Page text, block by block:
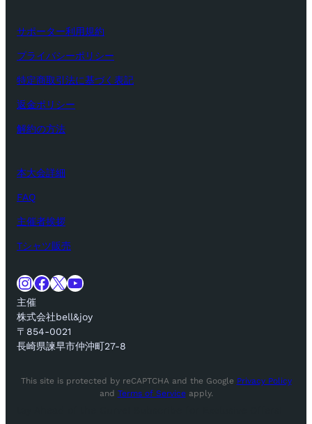
サポーター利用規約
プライバシーポリシー
特定商取引法に基づく表記
返金ポリシー
解約の方法
本大会詳細
FAQ
主催者挨拶
Tシャツ販売
InstagramFacebook X YouTube
主催
株式会社bell&joy
〒854-0021
長崎県諫早市仲沖町27-8
This site is protected by reCAPTCHA and the Google Privacy Policy
and Terms of Serviceapply.